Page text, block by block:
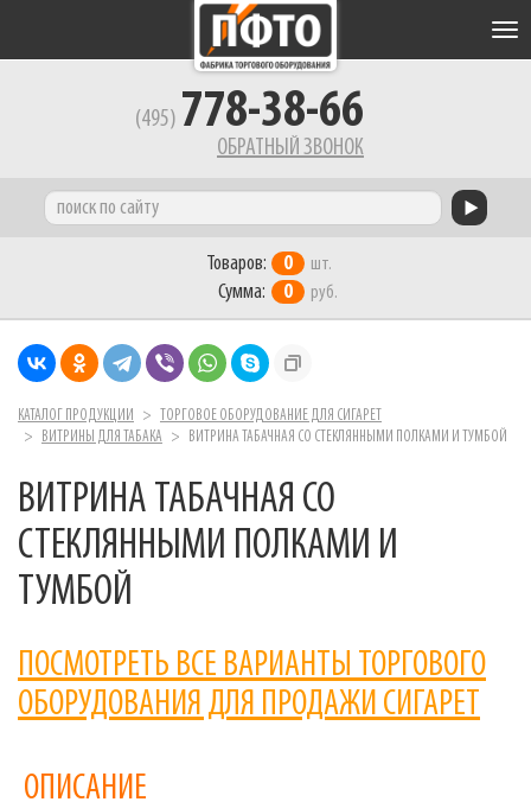
(495) 778-38-66
ОБРАТНЫЙ ЗВОНОК
Товаров: 0 шт.
Сумма: 0 руб.
КАТАЛОГ ПРОДУКЦИИ
ТОРГОВОЕ ОБОРУДОВАНИЕ ДЛЯ СИГАРЕТ
ВИТРИНЫ ДЛЯ ТАБАКА
ВИТРИНА ТАБАЧНАЯ СО СТЕКЛЯННЫМИ ПОЛКАМИ И ТУМБОЙ
ВИТРИНА ТАБАЧНАЯ СО
СТЕКЛЯННЫМИ ПОЛКАМИ И
ТУМБОЙ
ПОСМОТРЕТЬ ВСЕ ВАРИАНТЫ ТОРГОВОГО
ОБОРУДОВАНИЯ ДЛЯ ПРОДАЖИ СИГАРЕТ
ОПИСАНИЕ